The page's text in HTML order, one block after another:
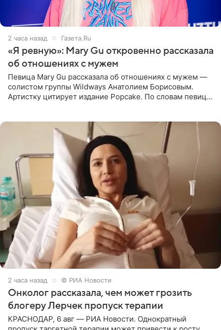
2 часа назад Газета.Ru
«Я ревную»: Mary Gu откровенно рассказала
об отношениях с мужем
Певица Mary Gu рассказала об отношениях с мужем —
солистом группы Wildways Анатолием Борисовым.
Артистку цитирует издание Popcake. По словам певицы,
2 часа назад © РИА Новости
Онколог рассказала, чем может грозить
блогеру Лерчек пропуск терапии
КРАСНОДАР, 6 авг — РИА Новости. Однократный